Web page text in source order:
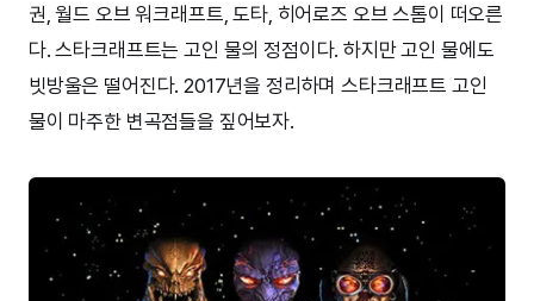
권, 월드 오브 워크래프트, 도타, 히어로즈 오브 스톰이 떠오른
다. 스타크래프트는 고인 물의 정점이다. 하지만 고인 물에도
빗방울은 떨어진다. 2017년을 정리하며 스타크래프트 고인
물이 마주한 변곡점들을 짚어보자.